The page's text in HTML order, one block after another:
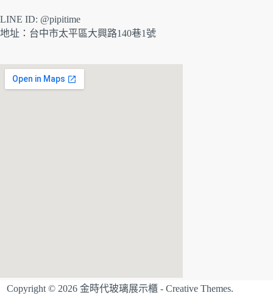
LINE ID: @pipitime
地址： 台中市太平區大興路140巷1號
Copyright © 2026 金時代玻璃展示櫃 -Creative Themes.